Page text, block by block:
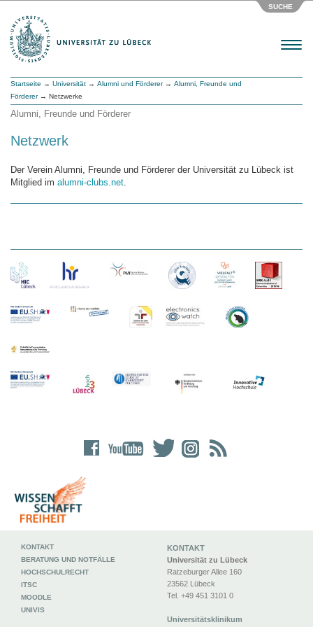
SUCHE
Menu
Startseite → Universität → Alumni und Förderer→ Alumni, Freunde und
Förderer→ Netzwerke
Alumni, Freunde und Förderer
Netzwerk
Der Verein Alumni, Freunde und Förderer der Universität zu Lübeck ist
Mitglied im alumni-clubs.net.
KONTAKT
Universität zu Lübeck
Ratzeburger Allee 160
23562 Lübeck
Tel. +49 451 3101 0
Universitätsklinikum
KONTAKT
BERATUNG UND NOTFÄLLE
HOCHSCHULRECHT
ITSC
MOODLE
UNIVIS